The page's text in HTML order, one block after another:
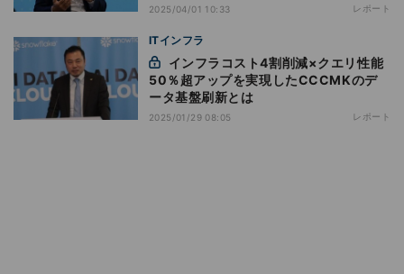
2025/04/01 10:33 レポート
ITインフラ
50％超アップを実現したCCCMKのデ
ータ基盤刷新とは
2025/01/29 08:05 レポート